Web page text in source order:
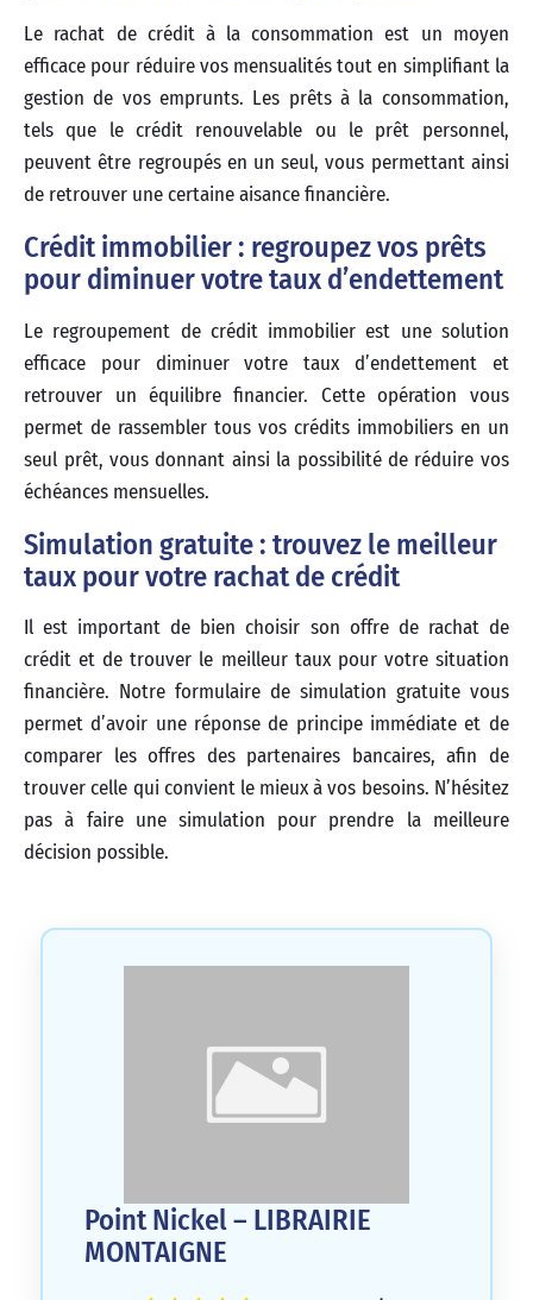
Le rachat de crédit à la consommation est un moyen
efficace pour réduire vos mensualités tout en simplifiant la
gestion de vos emprunts. Les prêts à la consommation,
tels que le crédit renouvelable ou le prêt personnel,
peuvent être regroupés en un seul, vous permettant ainsi
de retrouver une certaine aisance financière.
Crédit immobilier : regroupez vos prêts
pour diminuer votre taux d’endettement
Le regroupement de crédit immobilier est une solution
efficace pour diminuer votre taux d’endettement et
retrouver un équilibre financier. Cette opération vous
permet de rassembler tous vos crédits immobiliers en un
seul prêt, vous donnant ainsi la possibilité de réduire vos
échéances mensuelles.
Simulation gratuite : trouvez le meilleur
taux pour votre rachat de crédit
Il est important de bien choisir son offre de rachat de
crédit et de trouver le meilleur taux pour votre situation
financière. Notre formulaire de simulation gratuite vous
permet d’avoir une réponse de principe immédiate et de
comparer les offres des partenaires bancaires, afin de
trouver celle qui convient le mieux à vos besoins. N’hésitez
pas à faire une simulation pour prendre la meilleure
décision possible.
Point Nickel – LIBRAIRIE
MONTAIGNE